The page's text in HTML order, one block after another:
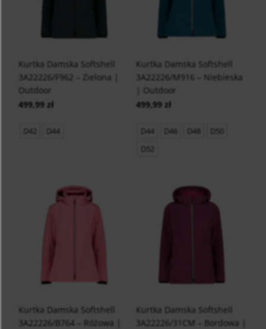
Kurtka Damska Softshell
3A22226/F962 – Zielona |
Outdoor
499,99 zł
D42 D44
Kurtka Damska Softshell
3A22226/M916 – Niebieska
| Outdoor
499,99 zł
D44 D46 D48
D50
D52
Kurtka Damska Softshell
3A22226/B764 – Różowa |
Kurtka Damska Softshell
3A22226/31CM – Bordowa |